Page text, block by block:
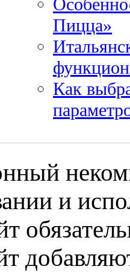
Пицца»
Как
и